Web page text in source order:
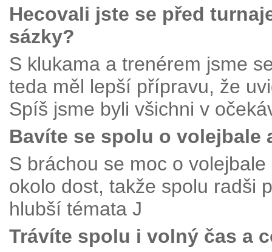
Hecovali jste se před
sázky?
S klukama a trenérem jsme
teda měl lepší přípravu, že
Spíš jsme byli všichni v
Bavíte se spolu o volejbale
S bráchou se moc o
okolo dost, takže spolu radši
hlubší témata J
Trávíte spolu i volný čas a